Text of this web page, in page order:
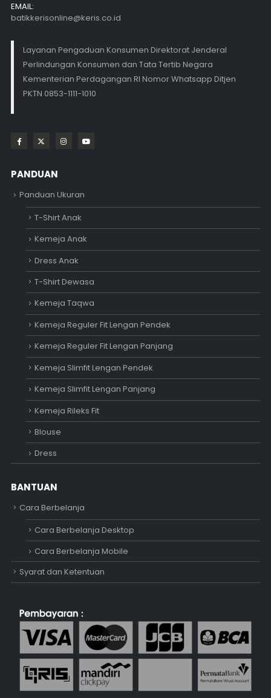
EMAIL:
batikkerisonline@keris.co.id
Layanan Pengaduan Konsumen Direktorat Jenderal
Perlindungan Konsumen dan Tata Tertib Negara
Kementerian Perdagangan RI Nomor Whatsapp Ditjen
PKTN 0853-1111-1010
PANDUAN
Panduan Ukuran
T-Shirt Anak
Kemeja Anak
Dress Anak
T-Shirt Dewasa
Kemeja Taqwa
Kemeja Reguler Fit Lengan Pendek
Kemeja Reguler Fit Lengan Panjang
Kemeja Slimfit Lengan Pendek
Kemeja Slimfit Lengan Panjang
Kemeja Rileks Fit
Blouse
Dress
BANTUAN
Cara Berbelanja
Cara Berbelanja Desktop
Cara Berbelanja Mobile
Syarat dan Ketentuan